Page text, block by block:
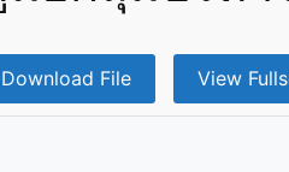
Download File View